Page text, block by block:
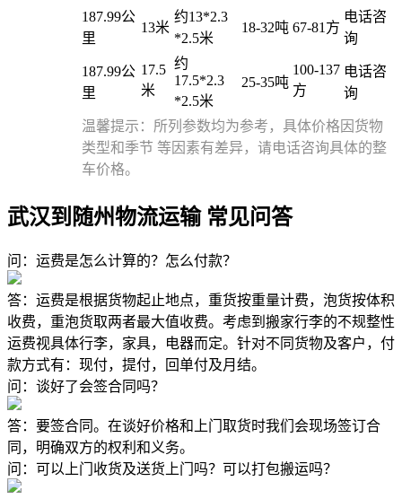
187.99公
里
13米
约13*2.3
*2.5米
18-32吨 67-81方
电话咨
询
187.99公
里
17.5
米
约
17.5*2.3
*2.5米
25-35吨
100-137
方
电话咨
询
温馨提示：所列参数均为参考，具体价格因货物
类型和季节 等因素有差异，请电话咨询具体的整
车价格。
武汉到随州物流运输 常见问答
问：运费是怎么计算的？怎么付款？
答：运费是根据货物起止地点，重货按重量计费，泡货按体积
收费，重泡货取两者最大值收费。考虑到搬家行李的不规整性
运费视具体行李，家具，电器而定。针对不同货物及客户，付
款方式有：现付，提付，回单付及月结。
问：谈好了会签合同吗？
答：要签合同。在谈好价格和上门取货时我们会现场签订合
同，明确双方的权利和义务。
问：可以上门收货及送货上门吗？可以打包搬运吗？